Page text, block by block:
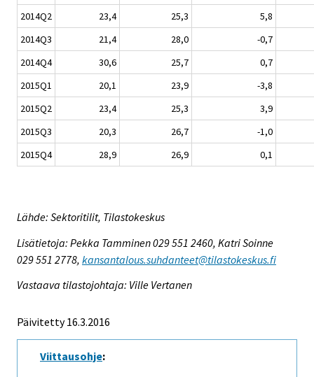
2014Q2
23,4 25,3
5,8
2014Q3
21,4 28,0
-0,7
2014Q4
30,6 25,7
0,7
2015Q1
20,1 23,9
-3,8
2015Q2
23,4 25,3
3,9
2015Q3
20,3 26,7
-1,0
2015Q4
28,9 26,9 0,1
Lähde: Sektoritilit, Tilastokeskus
Lisätietoja: Pekka Tamminen 029 551 2460, Katri Soinne
029 551 2778, kansantalous.suhdanteet@tilastokeskus.fi
Vastaava tilastojohtaja: Ville Vertanen
Päivitetty 16.3.2016
Viittausohje: